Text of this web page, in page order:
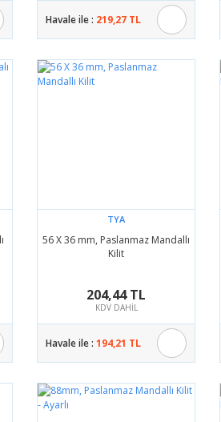
Havale ile : 219,27 TL
TYA
56 X 36 mm, Paslanmaz Mandallı
Kilit
204,44 TL
KDV DAHİL
Havale ile : 194,21 TL